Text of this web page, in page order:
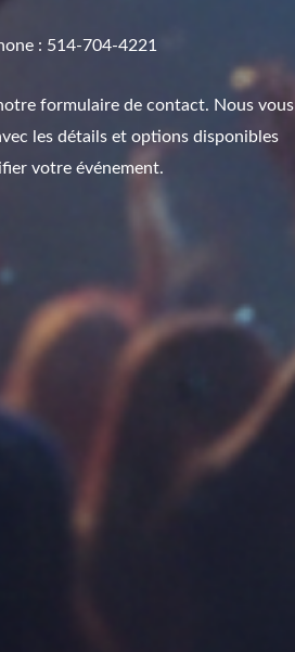
: 514-704-4221
formulaire de contact. Nous vous
les détails et options disponibles
votre événement.